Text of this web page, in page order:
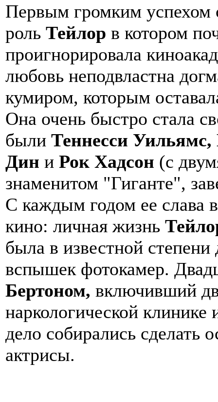
Первым громким успехом
роль Тейлор в котором
проигнорировала
любовь неподвластна
кумиром, которым
Она очень быстро стала
были Теннесси
Дин и Рок Хадсон (с
знаменитом "Гиганте",
С каждым годом ее слава
кино: личная жизнь
была в известной
вспышек фотокамер.
Бертоном, включивший
наркологической
дело собирались сделать
актрисы.